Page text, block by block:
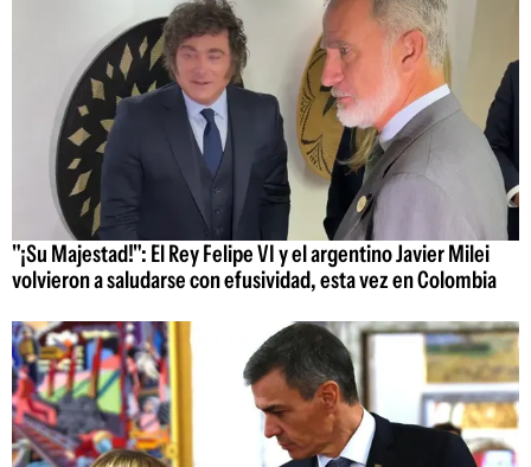
"¡Su Majestad!": El Rey Felipe VI y el argentino Javier Milei
volvieron a saludarse con efusividad, esta vez en Colombia